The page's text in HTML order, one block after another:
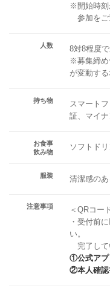
※開始時刻
参加をご
人数
8対8程度
※募集締め
が変動する
持ち物
スマート
証、マイナ
お食事
飲み物
ソフトド
服装 清潔感のあ
注意事項
＜QRコー
・受付前
い。
完了して
①公式アプ
②本人確認